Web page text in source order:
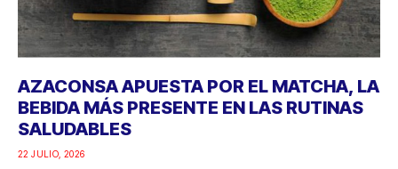
AZACONSA APUESTA POR EL MATCHA, LA
BEBIDA MÁS PRESENTE EN LAS RUTINAS
SALUDABLES
22 JULIO, 2026